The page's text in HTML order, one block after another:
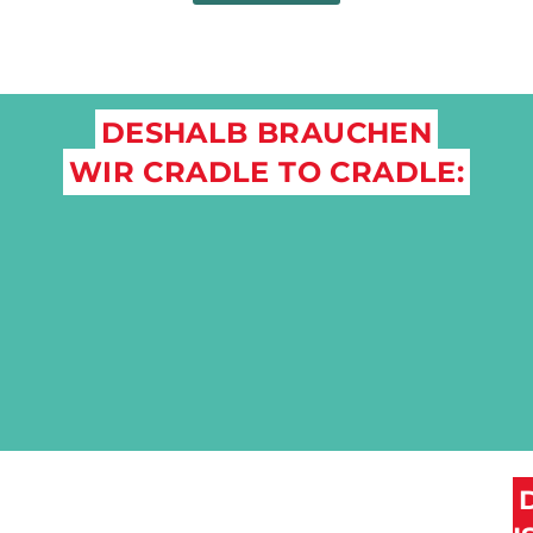
DESHALB BRAUCHEN
WIR CRADLE TO CRADLE: